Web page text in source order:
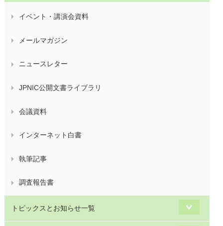
イベント・講演会資料
メールマガジン
ニュースレター
JPNIC公開文書ライブラリ
会議資料
インターネット白書
執筆記事
調査報告書
トピックスとお知らせ一覧